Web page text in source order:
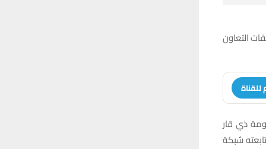
التعاون
للقناة
ذي قار
شبكة